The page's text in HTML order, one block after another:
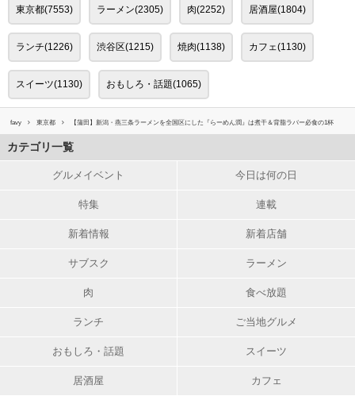
東京都(7553) ラーメン(2305) 肉(2252) 居酒屋(1804)
ランチ(1226) 渋谷区(1215) 焼肉(1138) カフェ(1130)
スイーツ(1130) おもしろ・話題(1065)
favy 東京都 【蒲田】新潟・燕三条ラーメンを全国区にした『らーめん潤』は煮干＆背脂ラバー必食の1杯
カテゴリ一覧
グルメイベント 今日は何の日
特集 連載
新着情報 新着店舗
サブスク ラーメン
肉 食べ放題
ランチ ご当地グルメ
おもしろ・話題 スイーツ
居酒屋 カフェ